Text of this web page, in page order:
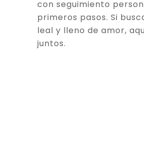
con seguimiento
primeros pasos. Si
leal y lleno de amor,
juntos.